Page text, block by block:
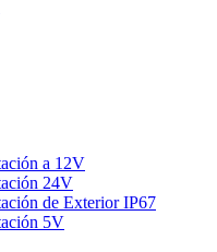
a 12V
24V
de Exterior IP67
5V